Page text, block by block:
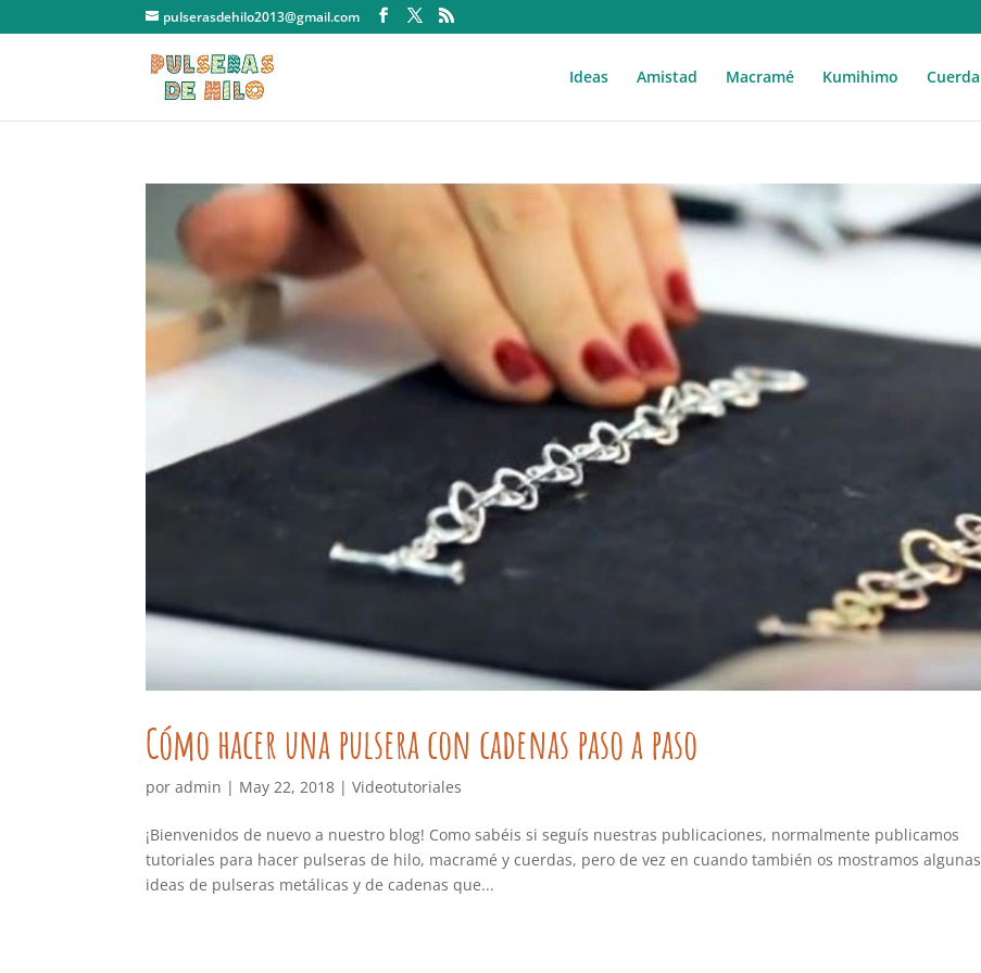
pulserasdehilo2013@gmail.com
Ideas Amistad Macramé Kumihimo Cuerda
Cómo hacer una pulsera con cadenas paso a paso
poradmin | May 22, 2018 |Videotutoriales
¡Bienvenidos de nuevo a nuestro blog! Como sabéis si seguís nuestras publicaciones, normalmente publicamos
tutoriales para hacer pulseras de hilo, macramé y cuerdas, pero de vez en cuando también os mostramos algunas
ideas de pulseras metálicas y de cadenas que...